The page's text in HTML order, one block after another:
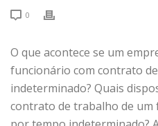
0
O que acontece se um
funcionário com contrato
indeterminado? Quais
contrato de trabalho de